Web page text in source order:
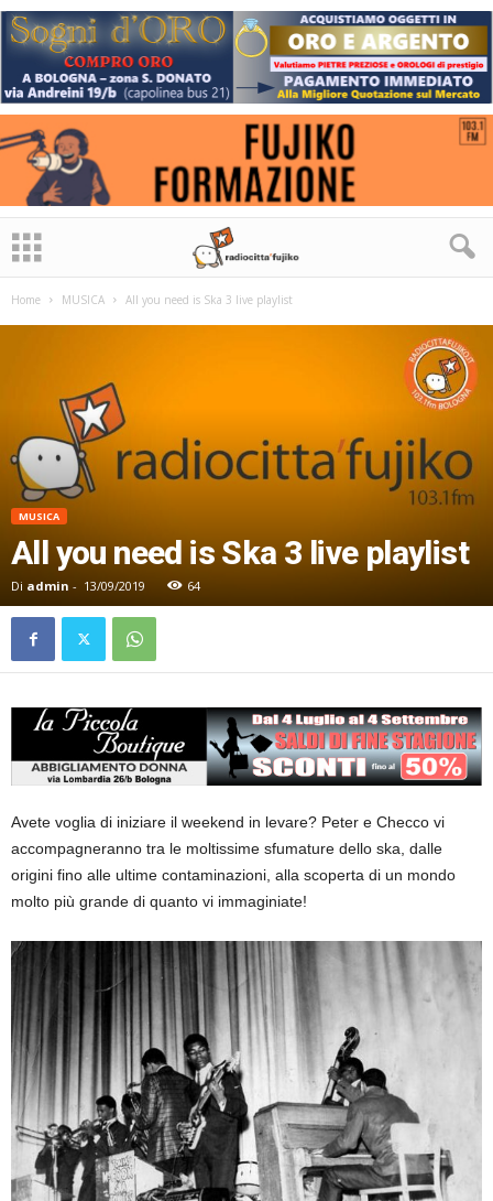
Home MUSICA All you need is Ska 3 live playlist
MUSICA
All you need is Ska 3 live playlist
Di admin - 13/09/2019 64
Avete voglia di iniziare il weekend in levare? Peter e Checco vi
accompagneranno tra le moltissime sfumature dello ska, dalle
origini fino alle ultime contaminazioni, alla scoperta di un mondo
molto più grande di quanto vi immaginiate!